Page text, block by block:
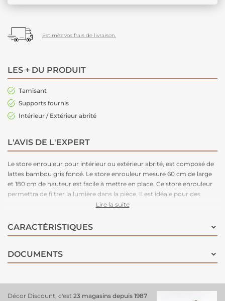
Estimez vos frais de livraison.
LES + DU PRODUIT
Tamisant
Supports fournis
Intérieur / Extérieur abrité
L'AVIS DE L'EXPERT
Le store enrouleur pour intérieur ou extérieur abrité, est composé de
lattes bambou gris foncé. Le store enrouleur mesure 60 cm de large
et 180 cm de hauteur est facile à mettre en place. Ce store enrouleur
permettra de filtrer la lumière dans la pièce. Il est idéale pour des
intérieurs ou des extérieurs abrités. Ne pas laisser dans une pièce
Lire la suite
CARACTÉRISTIQUES
DOCUMENTS
Décor Discount, c'est 23 magasins depuis 1987